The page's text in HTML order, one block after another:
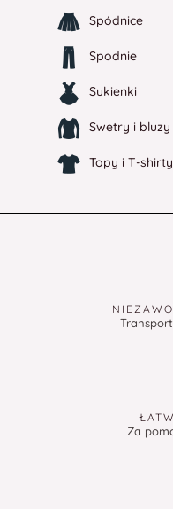
Spódnice
Spodnie
Sukienki
Swetry i bluzy
Topy i T-shirty
Za